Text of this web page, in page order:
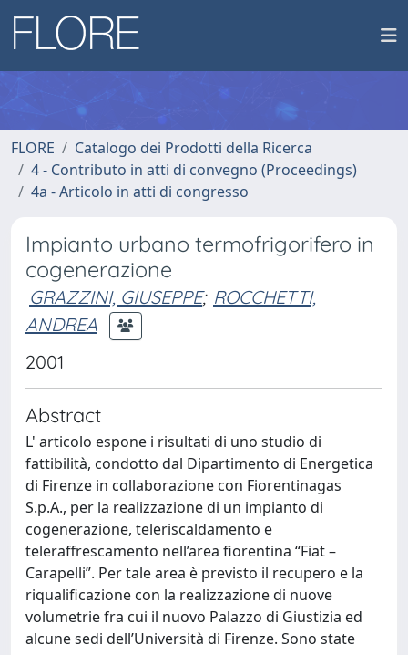
FLORE
Catalogo dei Prodotti della Ricerca
4 - Contributo in atti di convegno (Proceedings)
4a - Articolo in atti di congresso
Impianto urbano termofrigorifero in
cogenerazione
GRAZZINI, GIUSEPPE; ROCCHETTI,
ANDREA
2001
Abstract
L' articolo espone i risultati di uno studio di
fattibilità, condotto dal Dipartimento di Energetica
di Firenze in collaborazione con Fiorentinagas
S.p.A., per la realizzazione di un impianto di
cogenerazione, teleriscaldamento e
teleraffrescamento nell’area fiorentina “Fiat –
Carapelli”. Per tale area è previsto il recupero e la
riqualificazione con la realizzazione di nuove
volumetrie fra cui il nuovo Palazzo di Giustizia ed
alcune sedi dell’Università di Firenze. Sono state